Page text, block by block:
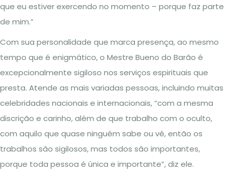
que eu estiver exercendo no momento – porque faz parte
de mim.”
Com sua personalidade que marca presença, ao mesmo
tempo que é enigmático, o Mestre Bueno do Barão é
excepcionalmente sigiloso nos serviços espirituais que
presta. Atende as mais variadas pessoas, incluindo muitas
celebridades nacionais e internacionais, “com a mesma
discrição e carinho, além de que trabalho com o oculto,
com aquilo que quase ninguém sabe ou vê, então os
trabalhos são sigilosos, mas todos são importantes,
porque toda pessoa é única e importante”, diz ele.